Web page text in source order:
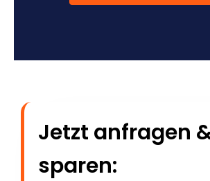
Jetzt anfragen
sparen: